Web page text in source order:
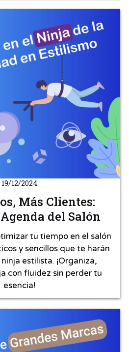
19/12/2024
Más Clientes:
del Salón
tu tiempo en el salón
y sencillos que te harán
estilista. ¡Organiza,
con fluidez sin perder tu
esencia!